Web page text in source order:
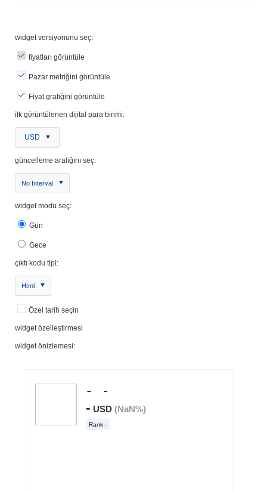
widget versiyonunu seç:
fiyatları görüntüle
Pazar metriğini görüntüle
Fiyat grafiğini görüntüle
ilk görüntülenen dijital para birimi:
USD
güncelleme aralığını seç:
No Interval
widget modu seç:
Gün
Gece
çıktı kodu tipi:
Html
Özel tarih seçin
widget özelleştirmesi
widget önizlemesi: